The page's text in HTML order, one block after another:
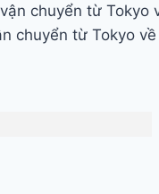
chuyển từ Tokyo